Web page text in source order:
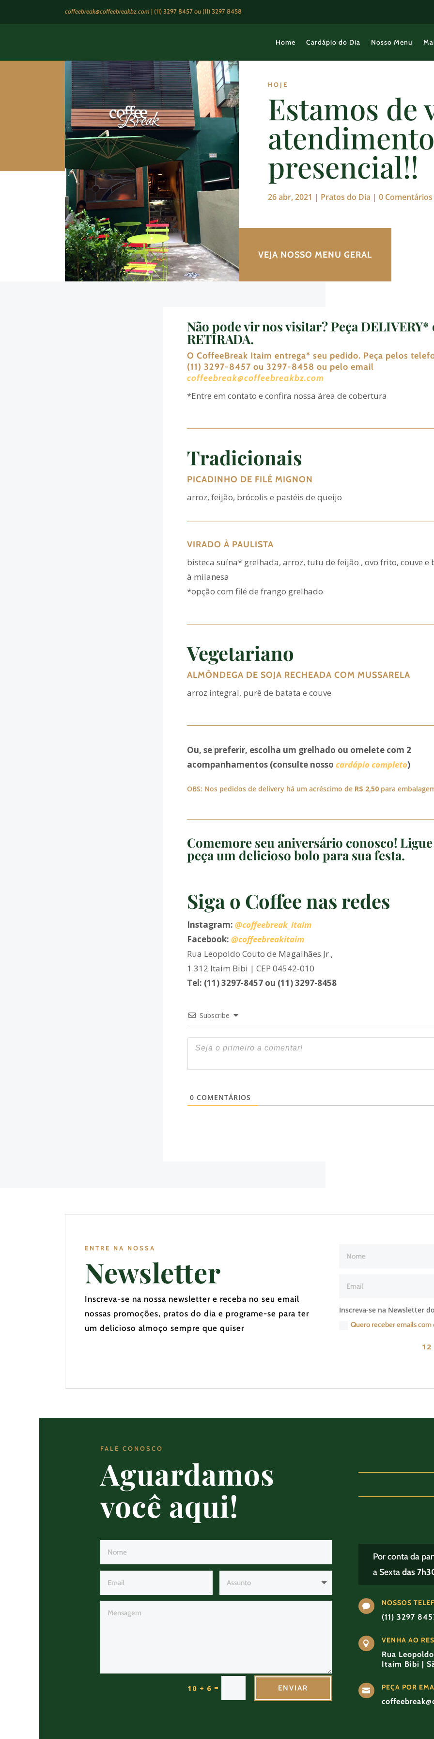
coffeebreak@coffeebreakbz.com | (11) 3297 8457ou (11) 3297 8458
Home Cardápio do Dia Nosso Menu
HOJE
Estamos de
atendimento
presencial!!
26 abr, 2021 | Pratos do Dia | 0 Comentários
VEJA NOSSO MENU GERAL
Não pode vir nos visitar? Peça DELIVERY*
RETIRADA.
O CoffeeBreak Itaim entrega* seu pedido. Peça pelos
(11) 3297-8457 ou 3297-8458 ou pelo email
coffeebreak@coffeebreakbz.com
*Entre em contato e confira nossa área de cobertura
Tradicionais
PICADINHO DE FILÉ MIGNON
arroz, feijão, brócolis e pastéis de queijo
VIRADO À PAULISTA
bisteca suína* grelhada, arroz, tutu de feijão , ovo frito, couve e
à milanesa
*opção com filé de frango grelhado
Vegetariano
ALMÔNDEGA DE SOJA RECHEADA COM MUSSARELA
arroz integral, purê de batata e couve
Ou, se preferir, escolha um grelhado ou omelete com 2
acompanhamentos (consulte nosso cardápio completo)
OBS: Nos pedidos de delivery há um acréscimo de R$ 2,50 para
Comemore seu aniversário conosco!
peça um delicioso bolo para sua festa.
Siga o Coffee nas redes
Instagram: @coffeebreak_itaim
Facebook: @coffeebreakitaim
Rua Leopoldo Couto de Magalhães Jr.,
1.312 Itaim Bibi | CEP 04542-010
Tel: (11) 3297-8457 ou (11) 3297-8458
Subscribe
0 COMENTÁRIOS
ENTRE NA NOSSA
Newsletter
Inscreva-se na nossa newsletter e receba no seu email
nossas promoções, pratos do dia e programe-se para ter
um delicioso almoço sempre que quiser
Inscreva-se na Newsletter
Quero receber emails
12
FALE CONOSCO
Aguardamos
você aqui!
10 + 6 = ENVIAR
Por conta da
a Sextadas
 NOSSOS
(11) 3297
 VENHA AO
Rua
Itaim Bibi |
 PEÇA POR